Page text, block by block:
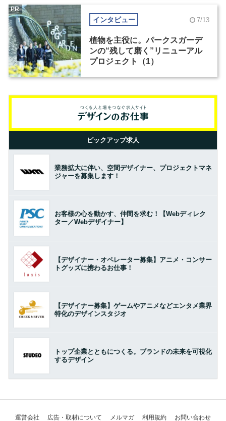
インタビュー 7/13
植物を主役に。パークスガーデ
ンの“残して磨く”リニューアル
プロジェクト（1）
PR
ピックアップ求人
業務拡大に伴い、空間デザイナー、プロジェクトマネ
ジャーを募集します！
お客様の心を動かす、仲間を求む！【Webディレク
ター／Webデザイナー】
【デザイナー・オペレーター募集】アニメ・コンサー
トグッズに携わるお仕事！
【デザイナー募集】ゲームやアニメなどエンタメ業界
特化のデザインスタジオ
トップ企業とともにつくる。ブランドの未来を可視化
するデザイン
運営会社 広告・取材について メルマガ 利用規約 お問い合わせ